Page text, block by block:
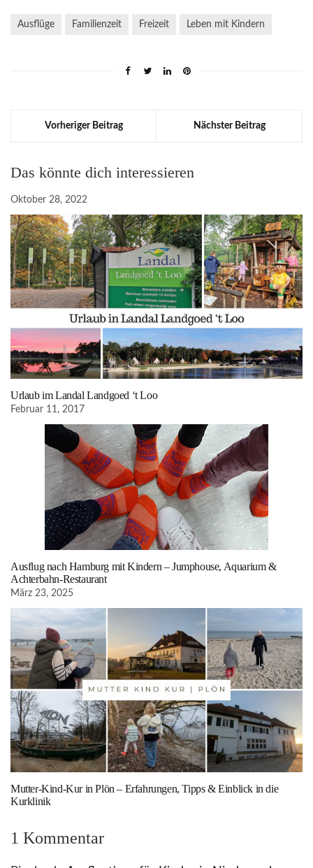
Ausflüge Familienzeit Freizeit Leben mit Kindern
Vorheriger Beitrag Nächster Beitrag
Das könnte dich interessieren
Oktober 28, 2022
Urlaub im Landal Landgoed ‘t Loo
Februar 11, 2017
Ausflug nach Hamburg mit Kindern – Jumphouse, Aquarium &
Achterbahn-Restaurant
März 23, 2025
Mutter-Kind-Kur in Plön – Erfahrungen, Tipps & Einblick in die
Kurklinik
1 Kommentar